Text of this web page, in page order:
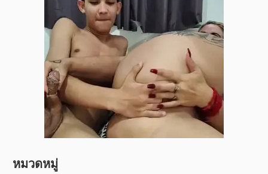
หมวดหมู่